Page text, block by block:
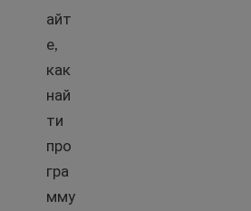
айт
е,
как
най
ти
про
гра
мму